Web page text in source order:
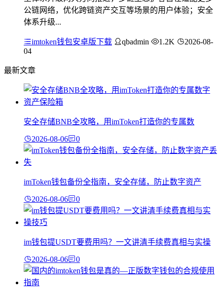
公链网络，优化跨链资产交互等场景的用户体验；安全
体系升级...
imtoken钱包安卓版下载 qbadmin 1.2K
2026-08-
04
最新文章
安全存储BNB全攻略，用imToken打造你的专属数
2026-08-06 0
imToken钱包备份全指南，安全存储，防止数字资产
2026-08-06 0
im钱包提USDT要费用吗？一文讲清手续费真相与实操
2026-08-06 0